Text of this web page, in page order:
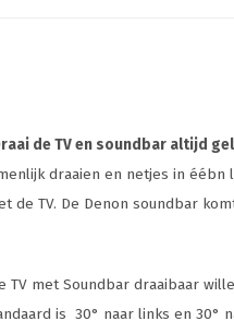
de TV en soundbar altijd
draaien en netjes in
TV. De Denon soundbar
met Soundbar draaibaar
is 30° naar links en